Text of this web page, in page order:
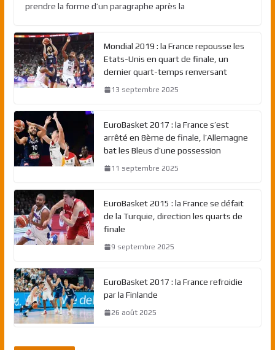
prendre la forme d’un paragraphe après la
Mondial 2019 : la France repousse les
Etats-Unis en quart de finale, un
dernier quart-temps renversant
13 septembre 2025
EuroBasket 2017 : la France s’est
arrêté en 8ème de finale, l’Allemagne
bat les Bleus d’une possession
11 septembre 2025
EuroBasket 2015 : la France se défait
de la Turquie, direction les quarts de
finale
9 septembre 2025
EuroBasket 2017 : la France refroidie
par la Finlande
26 août 2025